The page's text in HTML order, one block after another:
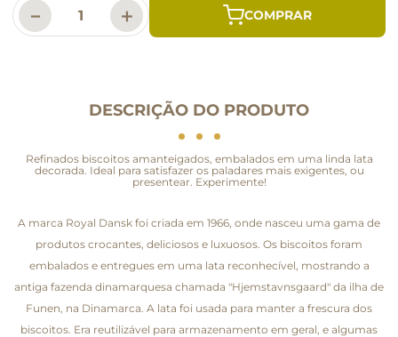
＋
－
DESCRIÇÃO DO PRODUTO
Refinados biscoitos amanteigados, embalados em uma linda lata
decorada. Ideal para satisfazer os paladares mais exigentes, ou
presentear. Experimente!
A marca Royal Dansk foi criada em 1966, onde nasceu uma gama de
produtos crocantes, deliciosos e luxuosos. Os biscoitos foram
embalados e entregues em uma lata reconhecível, mostrando a
antiga fazenda dinamarquesa chamada "Hjemstavnsgaard" da ilha de
Funen, na Dinamarca. A lata foi usada para manter a frescura dos
biscoitos. Era reutilizável para armazenamento em geral, e algumas